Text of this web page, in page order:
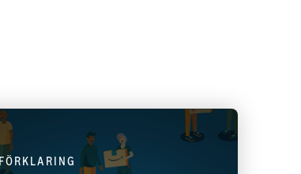
FÖRKLARING